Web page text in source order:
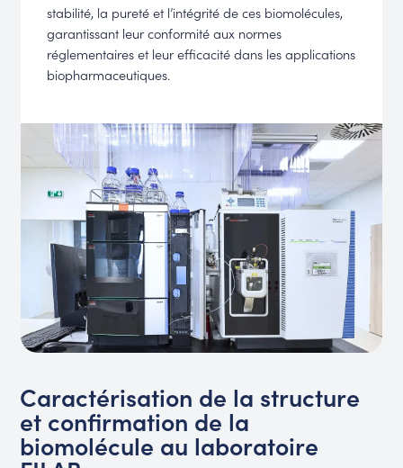
stabilité, la pureté et l’intégrité de ces biomolécules,
garantissant leur conformité aux normes
réglementaires et leur efficacité dans les applications
biopharmaceutiques.
Caractérisation de la structure
et confirmation de la
biomolécule au laboratoire